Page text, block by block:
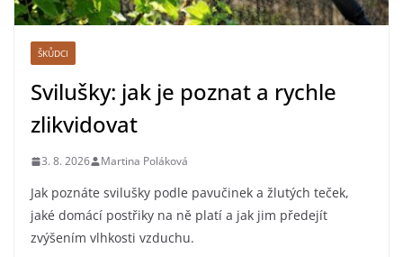
ŠKŮDCI
Svilušky: jak je poznat a rychle
zlikvidovat
3. 8. 2026 Martina Poláková
Jak poznáte svilušky podle pavučinek a žlutých teček,
jaké domácí postřiky na ně platí a jak jim předejít
zvýšením vlhkosti vzduchu.